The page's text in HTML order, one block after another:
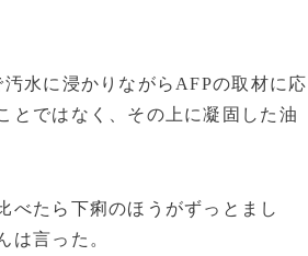
水に浸かりながらAFPの取材に応
とではなく、その上に凝固した油
べたら下痢のほうがずっとまし
は言った。